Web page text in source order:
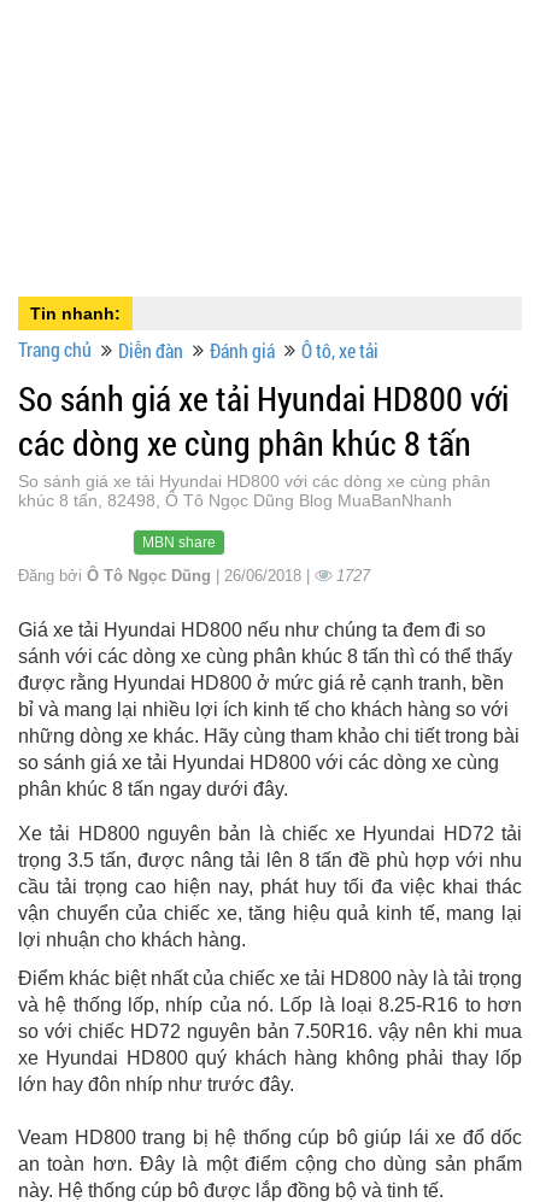
Tin nhanh:
Trang chủ Diễn đàn Đánh giá Ô tô, xe tải
So sánh giá xe tải Hyundai HD800 với
các dòng xe cùng phân khúc 8 tấn
So sánh giá xe tải Hyundai HD800 với các dòng xe cùng phân
khúc 8 tấn, 82498, Ô Tô Ngọc Dũng Blog MuaBanNhanh
MBN share
Đăng bởi Ô Tô Ngọc Dũng | 26/06/2018 | 1727
Giá xe tải Hyundai HD800 nếu như chúng ta đem đi so
sánh với các dòng xe cùng phân khúc 8 tấn thì có thể thấy
được rằng Hyundai HD800 ở mức giá rẻ cạnh tranh, bền
bỉ và mang lại nhiều lợi ích kinh tế cho khách hàng so với
những dòng xe khác. Hãy cùng tham khảo chi tiết trong bài
so sánh giá xe tải Hyundai HD800 với các dòng xe cùng
phân khúc 8 tấn ngay dưới đây.
Xe tải HD800 nguyên bản là chiếc xe Hyundai HD72 tải
trọng 3.5 tấn, được nâng tải lên 8 tấn đề phù hợp với nhu
cầu tải trọng cao hiện nay, phát huy tối đa việc khai thác
vận chuyển của chiếc xe, tăng hiệu quả kinh tế, mang lại
lợi nhuận cho khách hàng.
Điểm khác biệt nhất của chiếc xe tải HD800 này là tải trọng
và hệ thống lốp, nhíp của nó. Lốp là loại 8.25-R16 to hơn
so với chiếc HD72 nguyên bản 7.50R16. vậy nên khi mua
xe Hyundai HD800 quý khách hàng không phải thay lốp
lớn hay đôn nhíp như trước đây.
Veam HD800 trang bị hệ thống cúp bô giúp lái xe đổ dốc
an toàn hơn. Đây là một điểm cộng cho dùng sản phẩm
này. Hệ thống cúp bô được lắp đồng bộ và tinh tế.